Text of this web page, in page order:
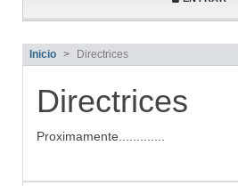
Inicio Directrices
Directrices
Proximamente.............